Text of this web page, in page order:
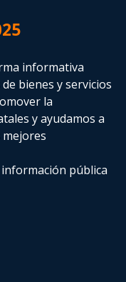
informativa
bienes y servicios
la
y ayudamos a
pública